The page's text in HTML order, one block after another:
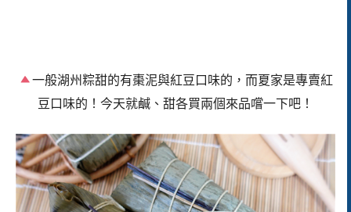
一般湖州粽甜的有棗泥與紅豆口味的，而夏家是專賣紅
豆口味的！今天就鹹、甜各買兩個來品嚐一下吧！